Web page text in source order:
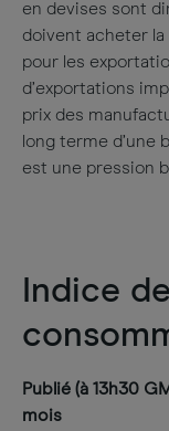
en devises sont
doivent acheter
pour les
d’exportations
prix des
long terme d’une
est une pression
Indice
Publié (à 13h30
mois